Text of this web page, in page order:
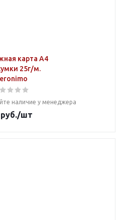
карта А4
25г/м.
наличие у менеджера
/шт